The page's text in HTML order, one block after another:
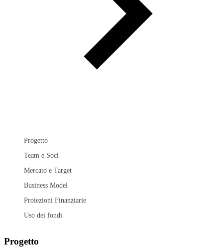
Progetto
Team e Soci
Mercato e Target
Business Model
Proiezioni Finanziarie
Uso dei fondi
Progetto